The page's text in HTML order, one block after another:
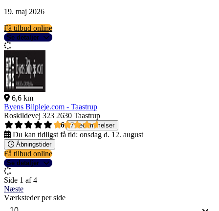
19. maj 2026
Få tilbud online
Se detaljer
6,6 km
Byens Bilpleje.com - Taastrup
Roskildevej 323 2630 Taastrup
4,6
7 bedømmelser
Du kan tidligst få tid: onsdag d. 12. august
Åbningstider
Få tilbud online
Se detaljer
Side 1 af 4
Næste
Værksteder per side